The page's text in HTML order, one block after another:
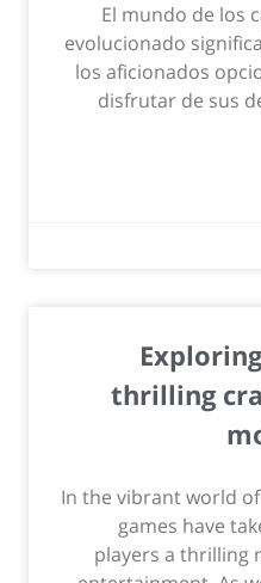
El mundo de los
evolucionado
los aficionados
disfrutar de sus
thrilling
In the vibrant world
games have
players a thrilling